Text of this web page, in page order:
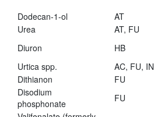
Dodecan-1-ol
AT
Urea
AT, FU
Diuron
HB
Urtica spp.
AC, FU, IN
Dithianon
FU
Disodium
phosphonate
FU